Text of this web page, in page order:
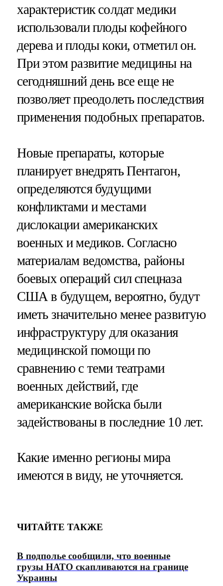
характеристик солдат медики
использовали плоды кофейного
дерева и плоды коки, отметил он.
При этом развитие медицины на
сегодняшний день все еще не
позволяет преодолеть последствия
применения подобных препаратов.
Новые препараты, которые
планирует внедрять Пентагон,
определяются будущими
конфликтами и местами
дислокации американских
военных и медиков. Согласно
материалам ведомства, районы
боевых операций сил спецназа
США в будущем, вероятно, будут
иметь значительно менее развитую
инфраструктуру для оказания
медицинской помощи по
сравнению с теми театрами
военных действий, где
американские войска были
задействованы в последние 10 лет.
Какие именно регионы мира
имеются в виду, не уточняется.
ЧИТАЙТЕ ТАКЖЕ
В подполье сообщили, что военные
грузы НАТО скапливаются на границе
Украины